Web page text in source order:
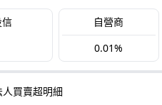
自營商
0.01%
買賣超明細